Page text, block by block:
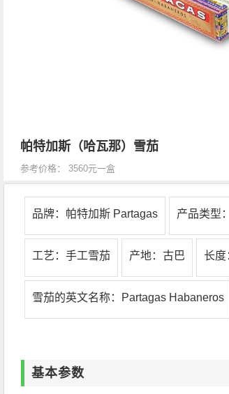
帕特加斯（哈瓦那）雪茄
参考价格： 3560元一盒
品牌：帕特加斯 Partagas 产品类型
工艺：手工雪茄 产地：古巴 长度
雪茄的英文名称：Partagas Habaneros
基本参数